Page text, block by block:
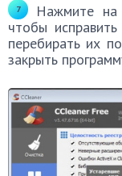
Нажмите на
чтобы
перебирать их
закрыть